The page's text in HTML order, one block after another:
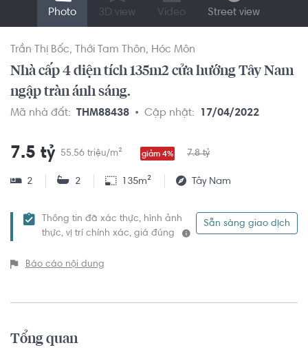
Photo 3D view Video Street view
Trần Thị Bốc Thới Tam Thôn Hóc Môn
Nhà cấp 4 diện tích 135m2 cửa hướng Tây Nam
ngập tràn ánh sáng.
Mã nhà đất: THM88438 Cập nhật: 17/04/2022
7.5 tỷ 55.56 triệu/m² giảm 4% 7.8 tỷ
2 2 135m² Tây Nam
Thông tin đã xác thực, hình ảnh
thực, vị trí chính xác, giá đúng
Sẵn sàng giao dịch
Báo cáo nội dung
Tổng quan